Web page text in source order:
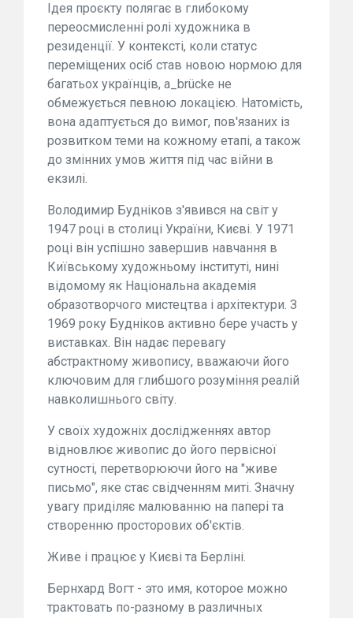
Ідея проєкту полягає в глибокому
переосмисленні ролі художника в
резиденції. У контексті, коли статус
переміщених осіб став новою нормою для
багатьох українців, a_brücke не
обмежується певною локацією. Натомість,
вона адаптується до вимог, пов'язаних із
розвитком теми на кожному етапі, а також
до змінних умов життя під час війни в
екзилі.
Володимир Будніков з'явився на світ у
1947 році в столиці України, Києві. У 1971
році він успішно завершив навчання в
Київському художньому інституті, нині
відомому як Національна академія
образотворчого мистецтва і архітектури. З
1969 року Будніков активно бере участь у
виставках. Він надає перевагу
абстрактному живопису, вважаючи його
ключовим для глибшого розуміння реалій
навколишнього світу.
У своїх художніх дослідженнях автор
відновлює живопис до його первісної
сутності, перетворюючи його на "живе
письмо", яке стає свідченням миті. Значну
увагу приділяє малюванню на папері та
створенню просторових об'єктів.
Живе і працює у Києві та Берліні.
Бернхард Вогт - это имя, которое можно
трактовать по-разному в различных